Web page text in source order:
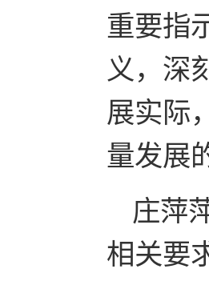
重要指
义，深
展实际
量发展
庄萍
相关要